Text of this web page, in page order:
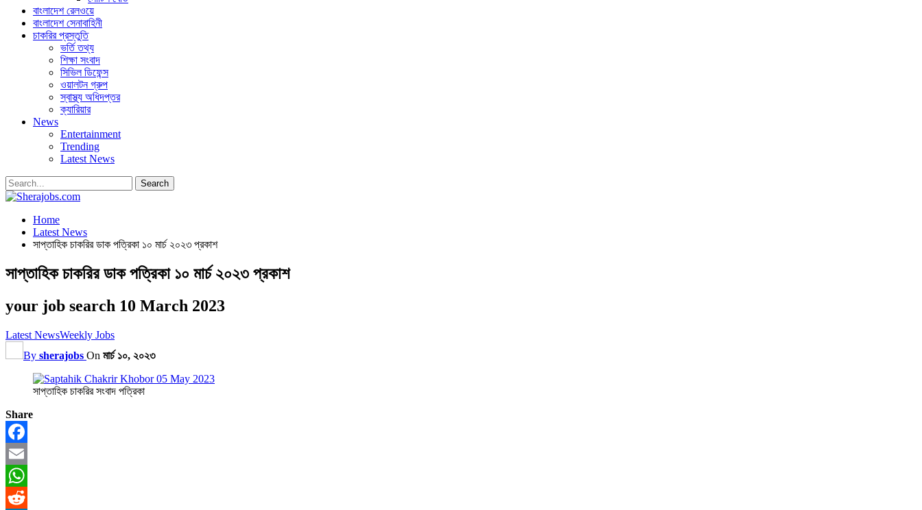
বাংলাদেশ রেলওয়ে
বাংলাদেশ সেনাবাহিনী
চাকরির প্রস্তুতি
ভর্তি তথ্য
শিক্ষা সংবাদ
সিভিল ডিফেন্স
ওয়ালটন গ্রুপ
স্বাস্থ্য অধিদপ্তর
ক্যারিয়ার
News
Entertainment
Trending
Latest News
Home
Latest News
সাপ্তাহিক চাকরির ডাক পত্রিকা ১০ মার্চ ২০২৩ প্রকাশ
সাপ্তাহিক চাকরির ডাক পত্রিকা ১০ মার্চ ২০২৩ প্রকাশ
your job search 10 March 2023
Latest NewsWeekly Jobs
By sherajobs On মার্চ ১০, ২০২৩
সাপ্তাহিক চাকরির সংবাদ পত্রিকা
Share
Facebook
Email
WhatsApp